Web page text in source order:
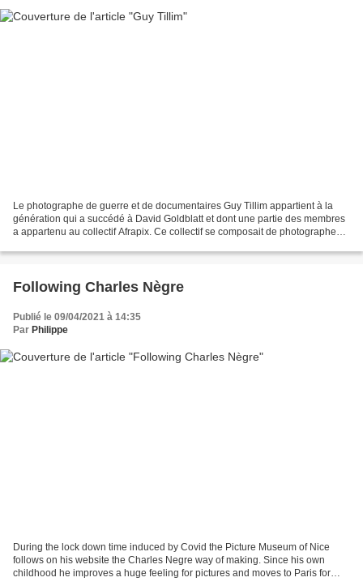
Le photographe de guerre et de documentaires Guy Tillim appartient à la
génération qui a succédé à David Goldblatt et dont une partie des membres
a appartenu au collectif Afrapix. Ce collectif se composait de photographes
Following Charles Nègre
Publié le 09/04/2021 à 14:35
Par Philippe
During the lock down time induced by Covid the Picture Museum of Nice
follows on his website the Charles Negre way of making. Since his own
childhood he improves a huge feeling for pictures and moves to Paris for